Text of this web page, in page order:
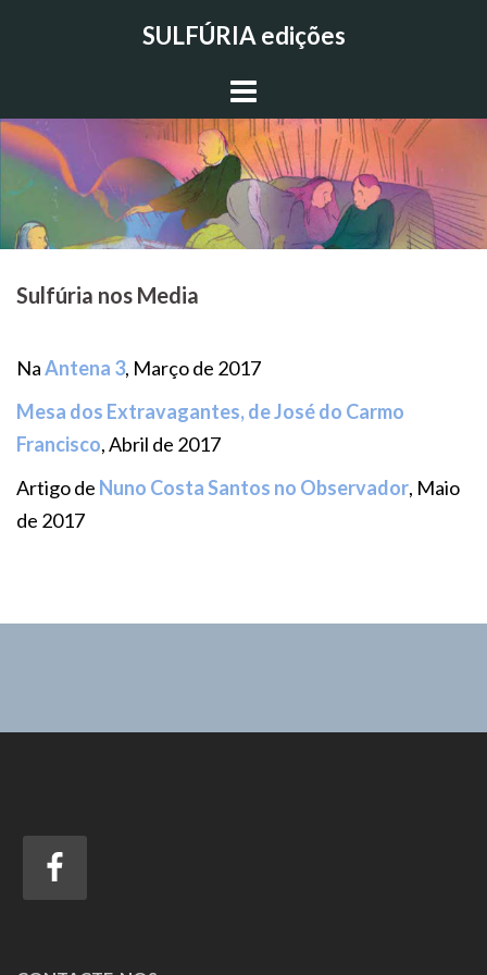
SULFÚRIA edições
Sulfúria nos Media
NaAntena 3, Março de 2017
Mesa dos Extravagantes, de José do Carmo
Francisco, Abril de 2017
Artigo de Nuno Costa Santos no Observador, Maio
de 2017